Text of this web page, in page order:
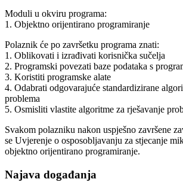
Moduli u okviru programa:
1. Objektno orijentirano programiranje
Polaznik će po završetku programa znati:
1. Oblikovati i izrađivati korisnička sučelja
2. Programski povezati baze podataka s
3. Koristiti programske alate
4. Odabrati odgovarajuće standardizirane
problema
5. Osmisliti vlastite algoritme za rješavanje
Svakom polazniku nakon uspješno završene
se Uvjerenje o osposobljavanju za stjecanje
objektno orijentirano programiranje.
Najava događanja